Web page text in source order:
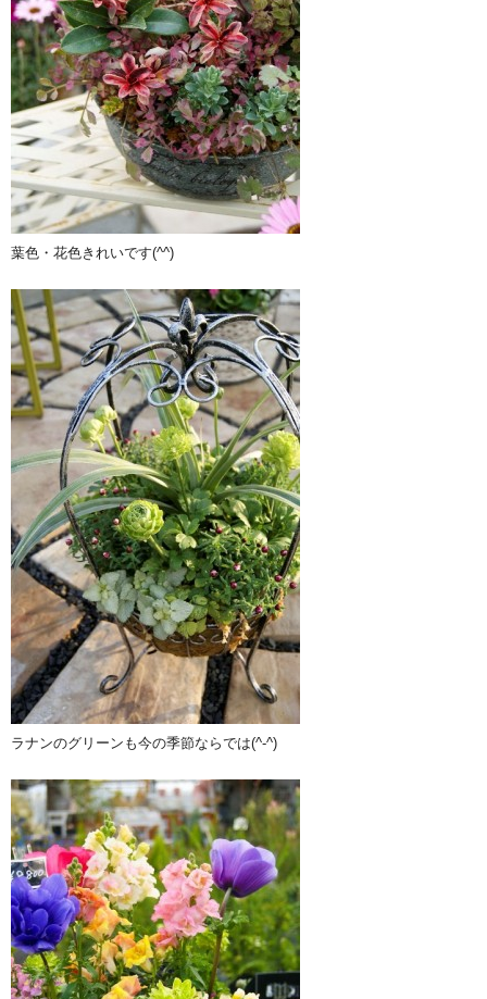
葉色・花色きれいです(^^)
ラナンのグリーンも今の季節ならでは(^-^)